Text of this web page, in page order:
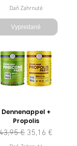
Daň Zahrnuté
Vypredané
Dennenappel +
Propolis
cena
€ Zľavnená cena
35,16 €